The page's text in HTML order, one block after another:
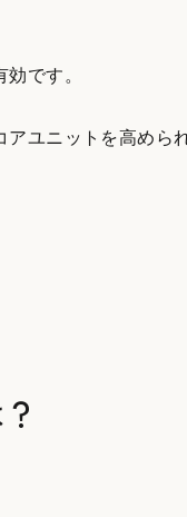
です。
アユニットを高めら